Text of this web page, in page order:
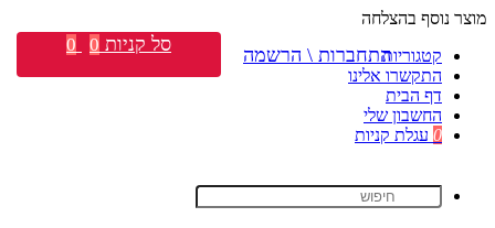
מוצר נוסף בהצלחה
קטגוריות
התקשרו אלינו
דף הבית
החשבון שלי
0 עגלת קניות
התחברות \ הרשמה סל קניות 0
0